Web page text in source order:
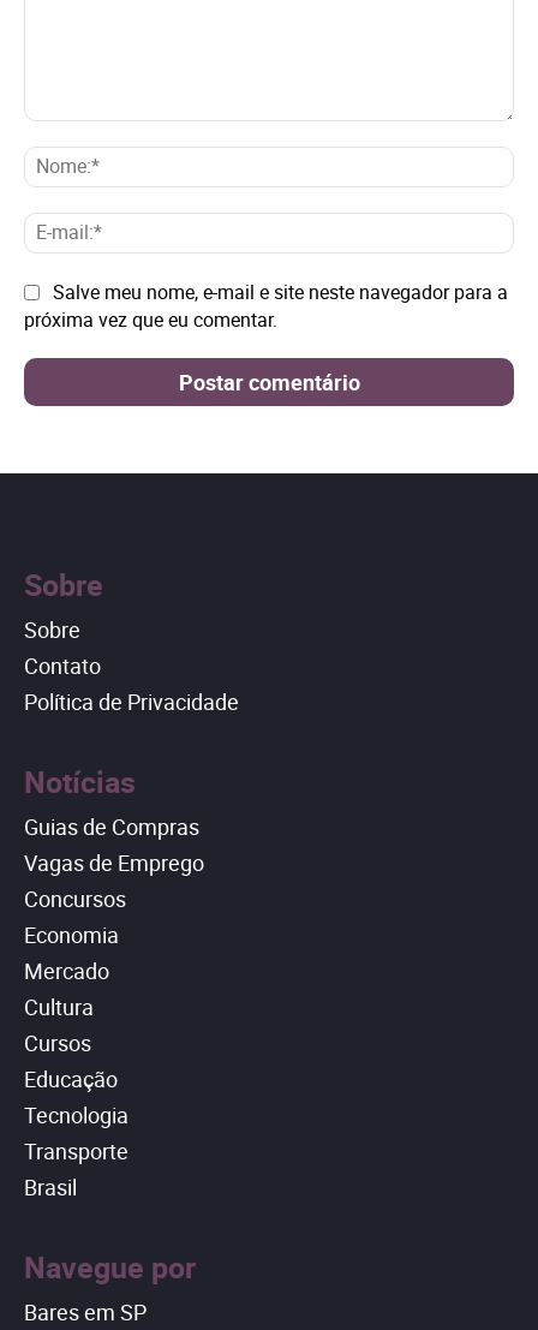
E-
Site: Salve meu nome, e-mail e site neste navegador para a
próxima vez que eu comentar.
Sobre
Sobre
Contato
Política de Privacidade
Notícias
Guias de Compras
Vagas de Emprego
Concursos
Economia
Mercado
Cultura
Cursos
Educação
Tecnologia
Transporte
Brasil
Navegue por
Bares em SP